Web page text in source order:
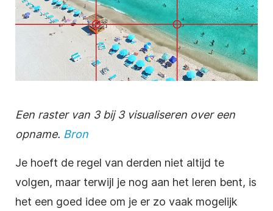
Een raster van 3 bij 3 visualiseren over een
opname. Bron
Je hoeft de regel van derden niet altijd te
volgen, maar terwijl je nog aan het leren bent, is
het een goed idee om je er zo vaak mogelijk